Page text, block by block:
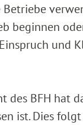
beginnen
und
des BFH hat
ist. Dies